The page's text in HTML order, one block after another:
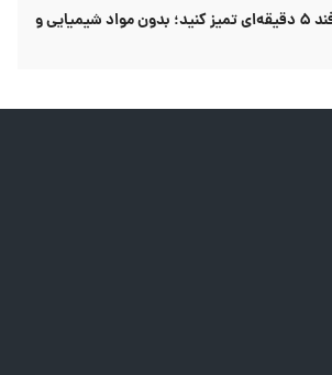
مایکروویو را با این ترفند ۵ دقیقه‌ای تمیز کنید؛ بدون مواد شیمیایی و